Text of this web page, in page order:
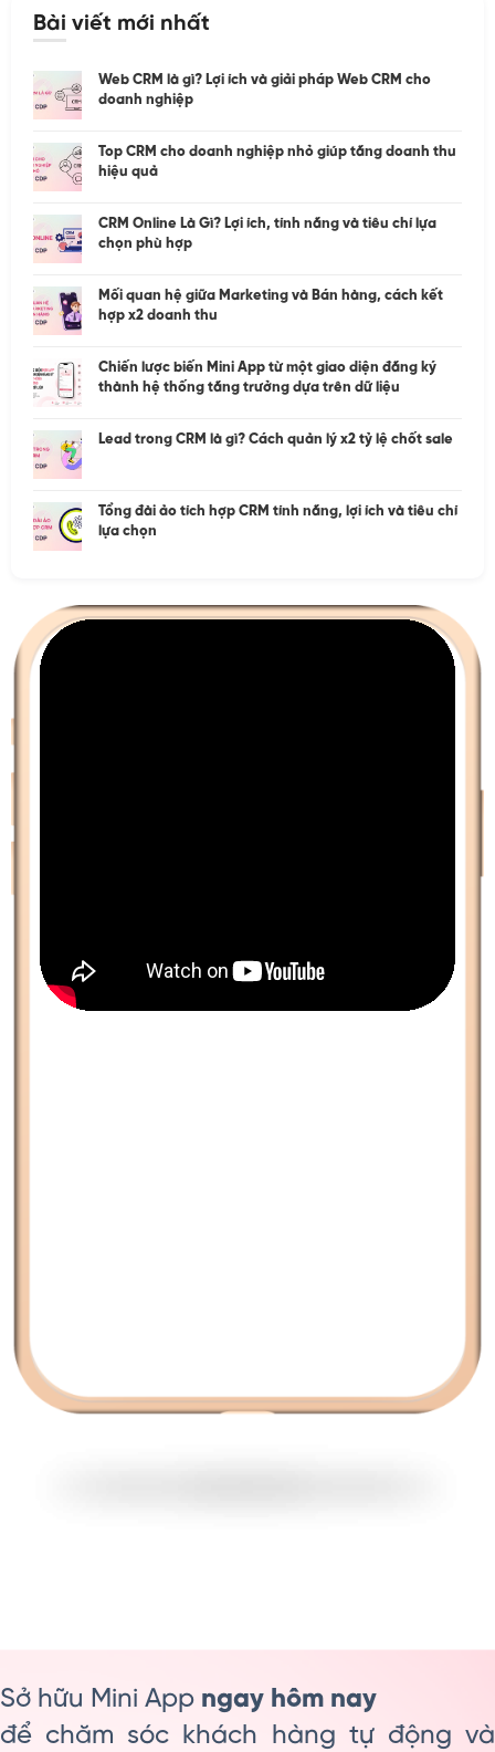
Bài viết mới nhất
Web CRM là gì? Lợi ích và giải pháp Web CRM cho
doanh nghiệp
Top CRM cho doanh nghiệp nhỏ giúp tăng doanh thu
hiệu quả
CRM Online Là Gì? Lợi ích, tính năng và tiêu chí lựa
chọn phù hợp
Mối quan hệ giữa Marketing và Bán hàng, cách kết
hợp x2 doanh thu
Chiến lược biến Mini App từ một giao diện đăng ký
thành hệ thống tăng trưởng dựa trên dữ liệu
Lead trong CRM là gì? Cách quản lý x2 tỷ lệ chốt sale
Tổng đài ảo tích hợp CRM tính năng, lợi ích và tiêu chí
lựa chọn
Sở hữu Mini App ngay hôm nay
để chăm sóc khách hàng tự động và